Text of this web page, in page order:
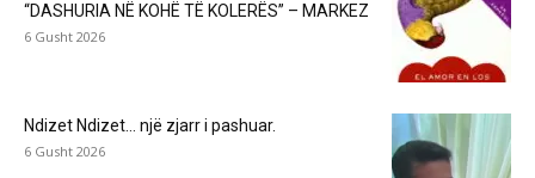
“DASHURIA NË KOHË TË KOLERËS” – MARKEZ
6 Gusht 2026
Ndizet Ndizet… një zjarr i pashuar.
6 Gusht 2026